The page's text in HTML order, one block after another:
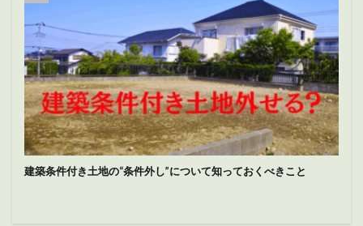
建築条件付き土地の“条件外し”について知っておくべきこと